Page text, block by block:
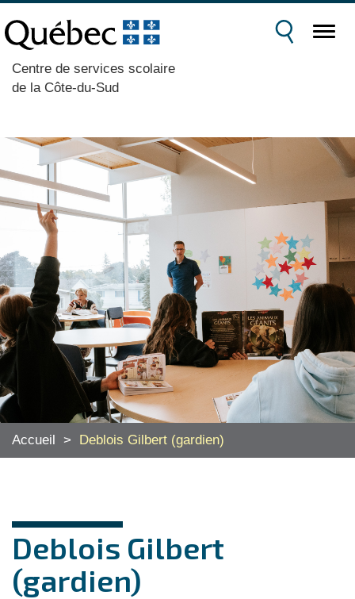
Centre de services scolaire
de la Côte-du-Sud
Accueil > Deblois Gilbert (gardien)
Deblois Gilbert
(gardien)